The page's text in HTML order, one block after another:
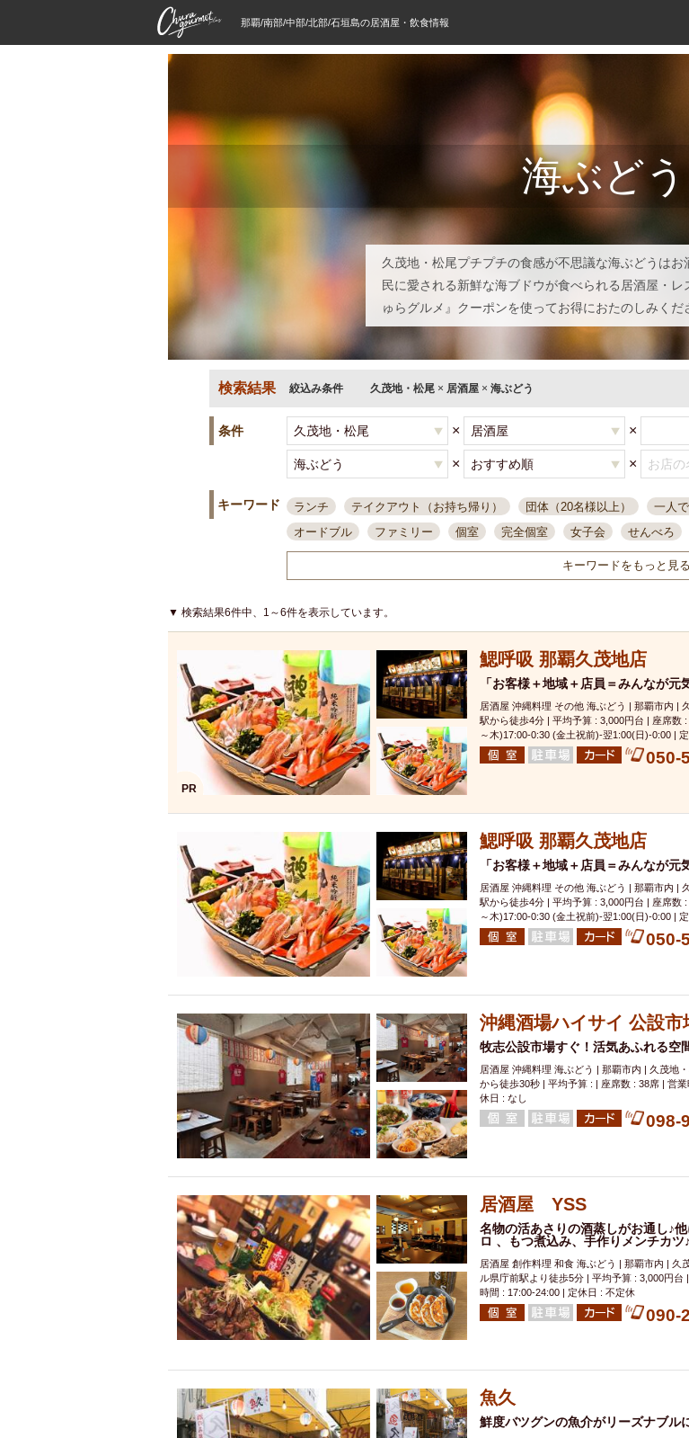
那覇/南部/中部/北部/石垣島の居酒屋・飲食情報
海ぶどう
久茂地・松尾プチプチの食感が不思議な海ぶどうは
民に愛される新鮮な海ブドウが食べられる居酒屋・
ゅらグルメ』クーポンを使ってお得におたのしみくだ
検索結果 絞込み条件 久茂地・松尾 × 居酒屋 × 海ぶどう
条件 × ×
× ×
キーワード ランチ テイクアウト（お持ち帰り） 団体（20名様以上） 一人
オードブル
ファミリー 個室 完全個室 女子会 せんべろ
一人飲み 誕生日 大
接待・会食
ちょい飲み コスパ最高 肉料理 模合 インスタ
結婚式二次会
夜10時以降入店可
県産魚 焼鳥 忘年会コース レモンサワー
貸切可
大部屋20名 落ち着いた空間 4000円台コース 合コン
カード可
厳選日本酒 鮮魚 大衆酒場 ノンアルコールビール
3000円台コース
ピザ 焼酎 カラオケ デリバリー 寿司
アサヒスーパードライ
県庁前駅周辺 大部屋40名 旭橋駅周辺
大部屋50名以上～
オリオン 海ぶどう パスタ 民謡・生演奏
ハッピーアワー
アグー豚
キリン一番搾り
エビ カレー チャージ無し 牡蠣 夜景・景
アレルギー対応可能
牧志駅周辺 ペット同伴 ビアガーデン
ダイエット中におススメ
沖縄そば 串揚げ バレンタイン 立
ソファー
激辛料理 石垣牛 アヒージョ アサヒ 割烹 女
ファーストフード
スペシャルディナー ホルモン(もつ) 炭火焼
スクリーン
スペインバル・イタリアンバール
餃子
キリン 分煙 少人数貸切(15名以下から) 島野菜 しゃ
ホッピー
焼肉 電気ブラン エビスビール ウェディング
マイク
サッポロ 昼宴会
市立病院前駅周辺
中華 お好み焼き・もんじゃ オーガニック
綺麗orお洒落なトイレ
ランチバイキング フルーツハイボール
クラフトビール
鉄板焼き
壺川駅周辺
秋限定メニュー
キーワードをもっと見る
▼ 検索結果6件中、1～6件を表示しています。
PR
鰓呼吸 那覇久茂地店
「お客様＋地域＋店員＝みんなが
居酒屋 沖縄料理 その他 海ぶどう | 那覇市内 |
駅から徒歩4分 | 平均予算 : 3,000円台 | 座席数
～木)17:00-0:30 (金土祝前)‐翌1:00(日)‐0:00 |
050-
鰓呼吸 那覇久茂地店
「お客様＋地域＋店員＝みんなが
居酒屋 沖縄料理 その他 海ぶどう | 那覇市内 |
駅から徒歩4分 | 平均予算 : 3,000円台 | 座席数
～木)17:00-0:30 (金土祝前)‐翌1:00(日)‐0:00 |
050-
沖縄酒場ハイサイ 公設市
牧志公設市場すぐ！活気あふれる空
居酒屋 沖縄料理 海ぶどう | 那覇市内 | 久茂地
から徒歩30秒 | 平均予算 : | 座席数 : 38席 | 営
休日 : なし
098-
居酒屋 YSS
名物の活あさりの酒蒸しがお通し♪
ロ 、もつ煮込み、手作りメンチカツ♪
居酒屋 創作料理 和食 海ぶどう | 那覇市内 | 久
ル県庁前駅より徒歩5分 | 平均予算 : 3,000円台
時間 : 17:00-24:00 | 定休日 : 不定休
090-
魚久
鮮度バツグンの魚介がリーズナブル